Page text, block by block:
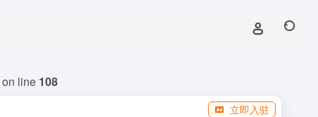
on line 108
立即入驻